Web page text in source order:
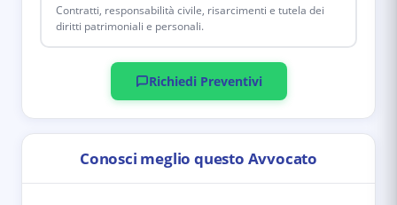
Contratti, responsabilità civile, risarcimenti e tutela dei
diritti patrimoniali e personali.
Richiedi Preventivi
Conosci meglio questo Avvocato